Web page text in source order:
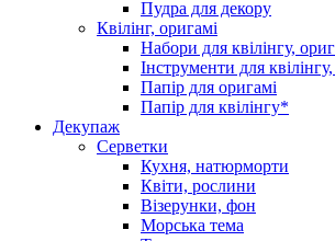
Пудра для декору
Квілінг, оригамі
Набори для квілінгу,
Інструменти для
Папір для оригамі
Папір для квілінгу*
Декупаж
Серветки
Кухня, натюрморти
Квіти, рослини
Візерунки, фон
Морська тема